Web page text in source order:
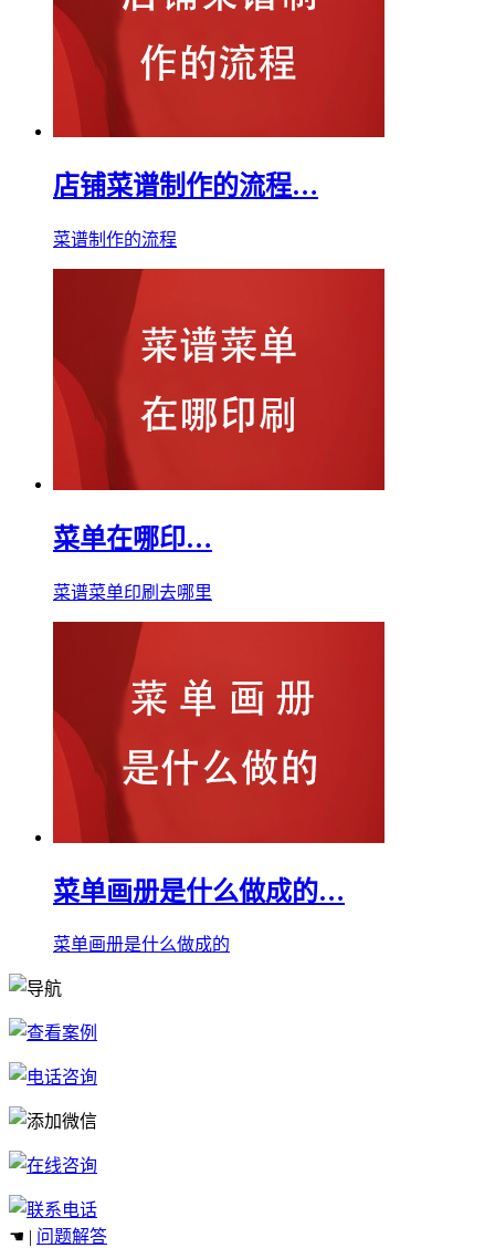
店铺菜谱制作的流程…
菜谱制作的流程
菜单在哪印…
菜谱菜单印刷去哪里
菜单画册是什么做成的…
菜单画册是什么做成的
☚ | 问题解答